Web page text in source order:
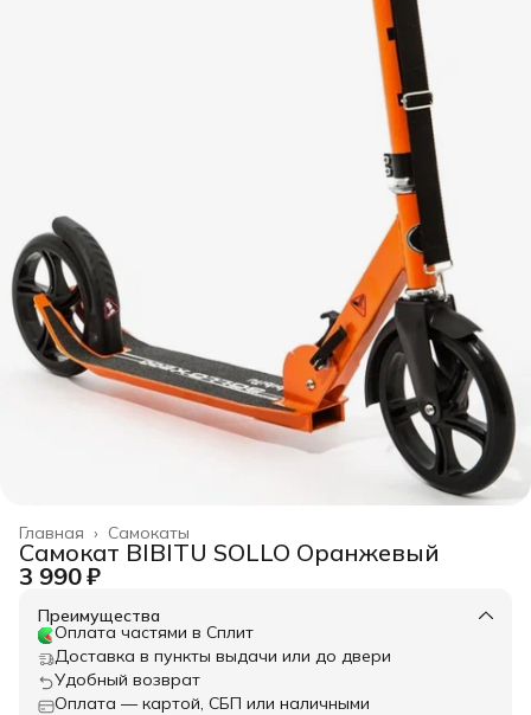
Самокаты
Главная ›
Самокат BIBITU SOLLO Оранжевый
3 990 ₽
Преимущества
Оплата частями в Сплит
Доставка в пункты выдачи или до двери
Удобный возврат
Оплата — картой, СБП или наличными